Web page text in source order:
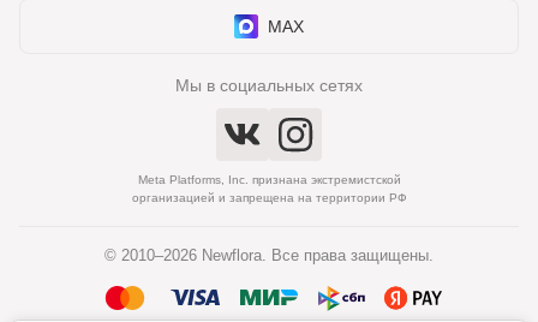
MAX
Мы в социальных сетях
Meta Platforms, Inc. признана экстремистской
организацией и запрещена на территории РФ
© 2010–2026 Newflora. Все права защищены.